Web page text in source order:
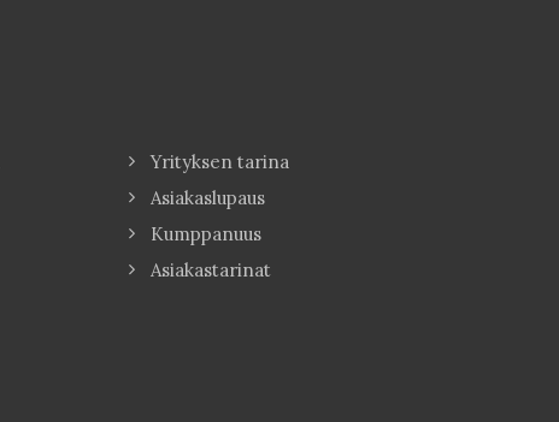
Yrityksen tarina
Asiakaslupaus
Kumppanuus
Asiakastarinat